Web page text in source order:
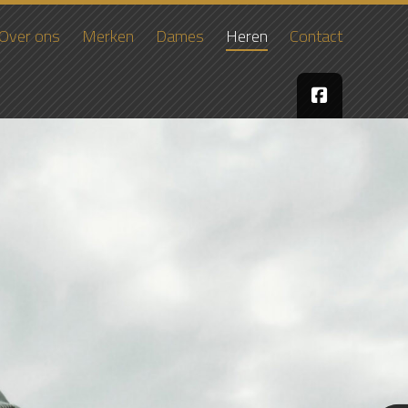
ons Merken Dames Heren Contact